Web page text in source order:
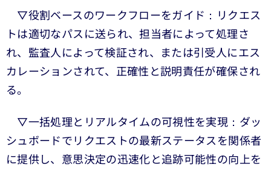
▽役割ベースのワークフローをガイド：リクエス
トは適切なパスに送られ、担当者によって処理さ
れ、監査人によって検証され、または引受人にエス
カレーションされて、正確性と説明責任が確保され
る。
▽一括処理とリアルタイムの可視性を実現：ダッ
シュボードでリクエストの最新ステータスを関係者
に提供し、意思決定の迅速化と追跡可能性の向上を